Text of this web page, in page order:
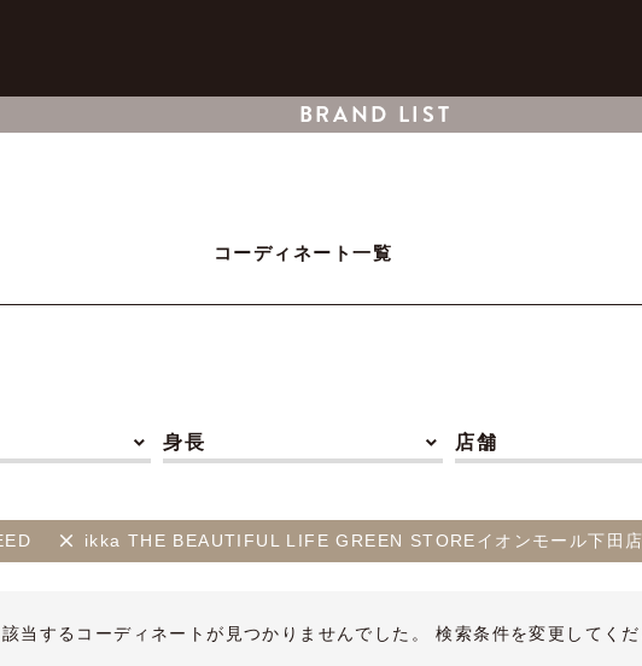
BRAND LIST
コーディネート一覧
身長 店舗
ikka THE BEAUTIFUL LIFE GREEN STOREイオンモール下田店
当するコーディネートが見つかりませんでした。 検索条件を変更してくだ